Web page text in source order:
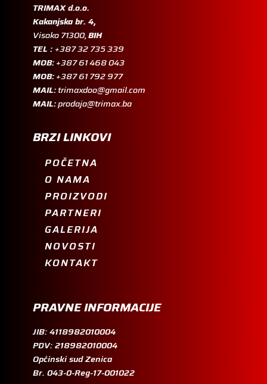
TRIMAX d.o.o.
Kakanjska br. 4,
Visoko 71300,BIH
TEL : +387 32 735 339
MOB:+387 61 468 043
MOB:+387 61 792 977
MAIL:trimaxdoo@gmail.com
MAIL:prodaja@trimax.ba
BRZI LINKOVI
POČETNA
O NAMA
PROIZVODI
PARTNERI
GALERIJA
NOVOSTI
KONTAKT
PRAVNE INFORMACIJE
JIB: 4118982010004
PDV: 218982010004
Općinski sud Zenica
Br. 043-0-Reg-17-001022